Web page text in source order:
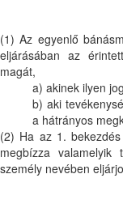
(1) Az egyenlő
eljárásában az
magát,
a) akinek ilyen
b) aki
a hátrányos
(2) Ha az 1.
megbízza
személy nevében